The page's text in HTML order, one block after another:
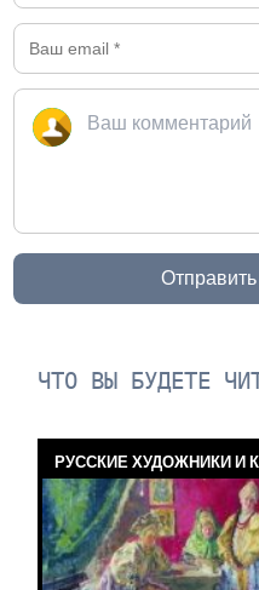
ЧТО ВЫ БУДЕТЕ
РУССКИЕ ХУДОЖНИКИ И